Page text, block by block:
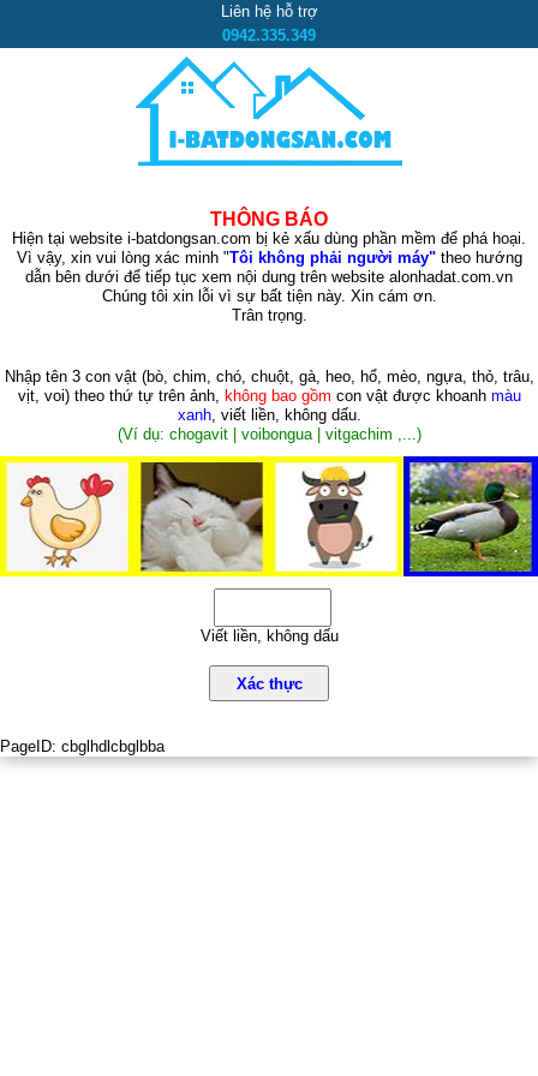
Liên hệ hỗ trợ
0942.335.349
THÔNG BÁO
Hiện tại website i-batdongsan.com bị kẻ xấu dùng phần mềm để phá hoại.
Vì vậy, xin vui lòng xác minh "Tôi không phải người máy"theo hướng
dẫn bên dưới để tiếp tục xem nội dung trên website alonhadat.com.vn
Chúng tôi xin lỗi vì sự bất tiện này. Xin cám ơn.
Trân trọng.
Nhập tên 3 con vật (bò, chim, chó, chuột, gà, heo, hổ, mèo, ngựa, thỏ, trâu,
vịt, voi)theo thứ tự trên ảnh, không bao gồm con vật được khoanh màu
xanh, viết liền, không dấu.
(Ví dụ: chogavit | voibongua | vitgachim ,...)
Viết liền, không dấu
Xác thực
PageID: cbglhdlcbglbba